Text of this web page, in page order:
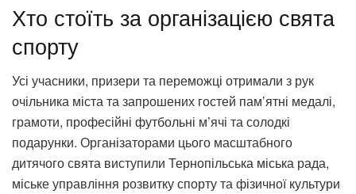
Хто стоїть за організацією свята
спорту
Усі учасники, призери та переможці отримали з рук
очільника міста та запрошених гостей пам’ятні медалі,
грамоти, професійні футбольні м’ячі та солодкі
подарунки. Організаторами цього масштабного
дитячого свята виступили Тернопільська міська рада,
міське управління розвитку спорту та фізичної культури